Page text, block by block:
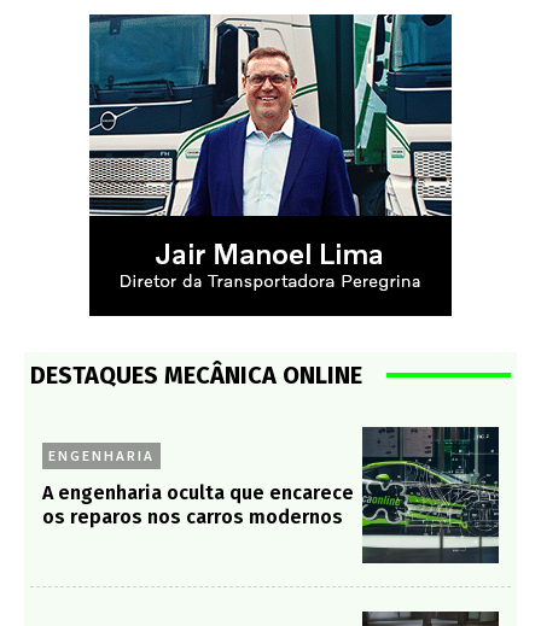
DESTAQUES MECÂNICA ONLINE
ENGENHARIA
A engenharia oculta que encarece
os reparos nos carros modernos